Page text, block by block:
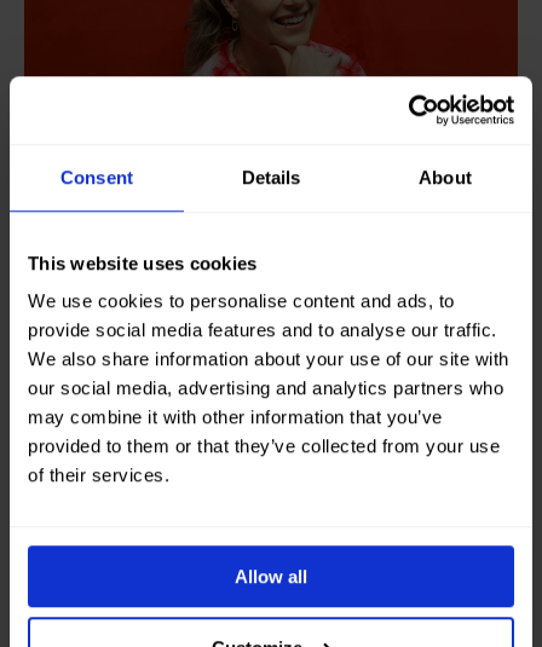
Consent Details About
This website uses cookies
We use cookies to personalise content and ads, to
provide social media features and to analyse our traffic.
We also share information about your use of our site with
our social media, advertising and analytics partners who
may combine it with other information that you’ve
provided to them or that they’ve collected from your use
of their services.
Allow all
DIEUWKE
Contentspecialist
neuromarketing, schrijven en duurzaamheid
maakt ze iedere klantbeleving nog beter dan
Parijs 2030.